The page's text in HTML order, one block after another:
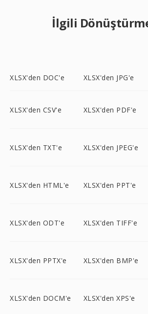
İlgili
XLSX'den DOC'e XLSX'den JPG'e
XLSX'den CSV'e XLSX'den PDF'e
XLSX'den TXT'e XLSX'den JPEG'e
XLSX'den HTML'e XLSX'den PPT'e
XLSX'den ODT'e XLSX'den TIFF'e
XLSX'den PPTX'e XLSX'den BMP'e
XLSX'den DOCM'e XLSX'den XPS'e